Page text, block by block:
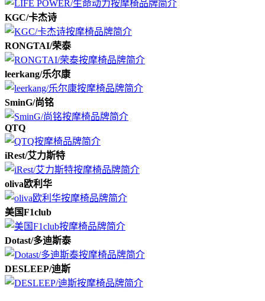
KGC/卡杰诗
RONGTAI/荣泰
leerkang/乐尔康
SminG/尚铭
QTQ
iRest/艾力斯特
oliva欧利华
美国F1club
Dotast/多迪斯泰
DESLEEP/迪斯